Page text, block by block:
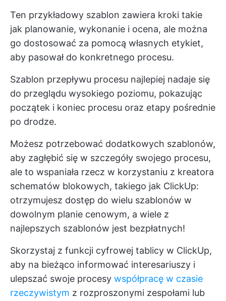
Ten przykładowy szablon zawiera kroki takie
jak planowanie, wykonanie i ocena, ale można
go dostosować za pomocą własnych etykiet,
aby pasował do konkretnego procesu.
Szablon przepływu procesu najlepiej nadaje się
do przeglądu wysokiego poziomu, pokazując
początek i koniec procesu oraz etapy pośrednie
po drodze.
Możesz potrzebować dodatkowych szablonów,
aby zagłębić się w szczegóły swojego procesu,
ale to wspaniała rzecz w korzystaniu z kreatora
schematów blokowych, takiego jak ClickUp:
otrzymujesz dostęp do wielu szablonów w
dowolnym planie cenowym, a wiele z
najlepszych szablonów jest bezpłatnych!
Skorzystaj z funkcji cyfrowej tablicy w ClickUp,
aby na bieżąco informować interesariuszy i
ulepszać swoje procesy współpracę w czasie
rzeczywistym z rozproszonymi zespołami lub